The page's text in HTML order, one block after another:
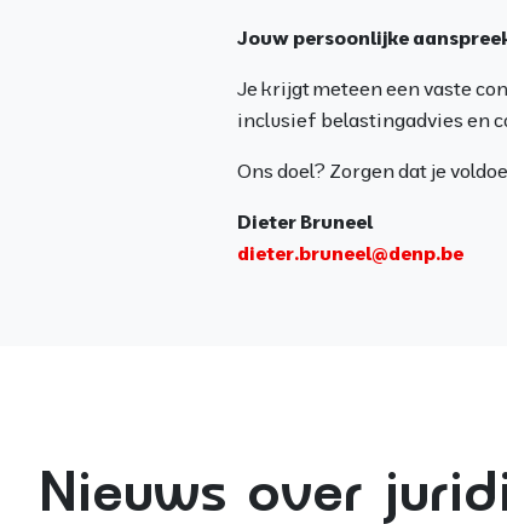
Jouw persoonlijke
Je krijgt meteen een vaste
inclusief belastingadvies en
Ons doel? Zorgen dat je
Dieter Bruneel
dieter.bruneel@denp.be
Nieuws over